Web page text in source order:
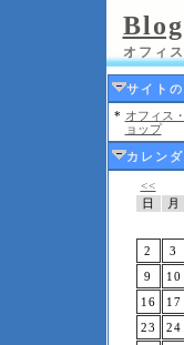
オフィ
サイト
* オフィス
ョップ
カレン
<<
日
月
2
3
9
10
16
17
23
24